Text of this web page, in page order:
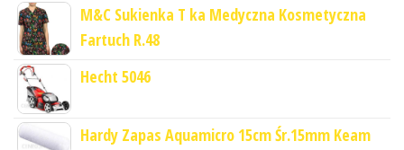
M&C Sukienka T ka Medyczna Kosmetyczna
Fartuch R.48
Hecht 5046
Hardy Zapas Aquamicro 15cm Śr.15mm Keam